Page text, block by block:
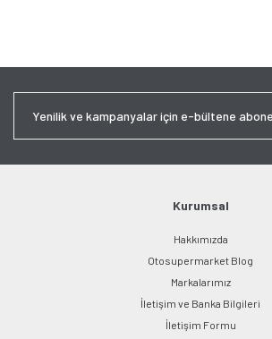
Ürün açıklamasında eksik bilgiler bulunuyor.
Bu ürüne benzer farklı alternatifler olmalı.
Gönder
Kurumsal
Hakkımızda
Otosupermarket Blog
Markalarımız
İletişim ve Banka Bilgileri
İletişim Formu